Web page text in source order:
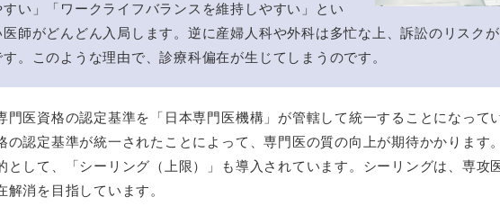
い」「ワークライフバランスを維持しやすい」とい
医師がどんどん入局します。逆に産婦人科や外科は多忙な上、訴訟のリスク
。このような理由で、診療科偏在が生じてしまうのです。
門医資格の認定基準を「日本専門医機構」が管轄して統一することになって
の認定基準が統一されたことによって、専門医の質の向上が期待かかります
として、「シーリング（上限）」も導入されています。シーリングは、専攻
消を目指しています。